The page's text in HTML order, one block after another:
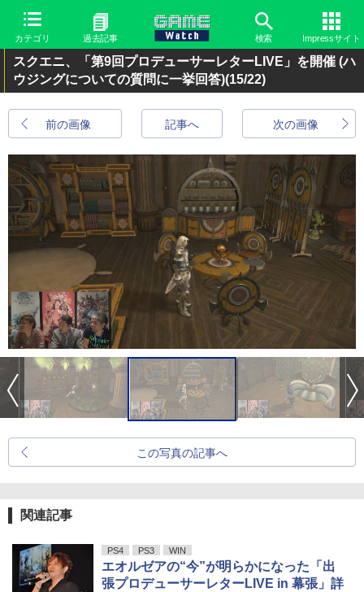
カテゴリ 過去記事 検索 Impressサイト
スクエニ、「第9回プロデューサーレターLIVE」を開催 (ハ
ウジングについての質問に一挙回答)(15/22)
前の画像 次の画像
記事へ
この写真の記事へ
関連記事
PS4 PS3 WIN
エオルゼアの“今”が明らかになった「出
張プロデューサーレターLIVE in 幕張」詳